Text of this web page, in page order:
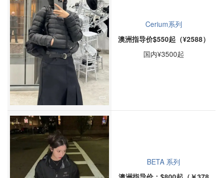
Cerium系列
澳洲指导价$550起（¥2588）
国内¥3500起
BETA 系列